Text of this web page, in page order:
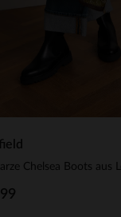
Chelsea Boots aus